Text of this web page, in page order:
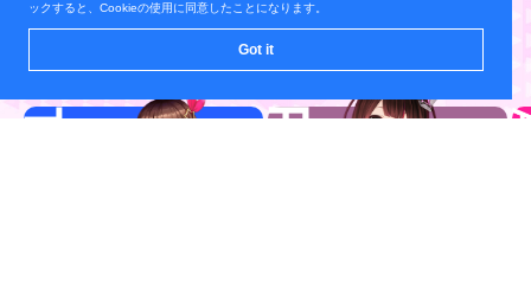
ックすると、Cookieの使用に同意したことになります。
Got it
TALENT
所属タレント